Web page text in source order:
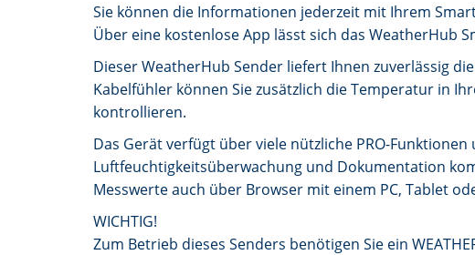
Sie können die Informationen jederzeit mit Ihrem
Über eine kostenlose App lässt sich das WeatherHub
Dieser WeatherHub Sender liefert Ihnen zuverlässig
Kabelfühler können Sie zusätzlich die Temperatur in
kontrollieren.
Das Gerät verfügt über viele nützliche PRO-Funktionen
Luftfeuchtigkeitsüberwachung und Dokumentation
Messwerte auch über Browser mit einem PC, Tablet
WICHTIG!
Zum Betrieb dieses Senders benötigen Sie ein